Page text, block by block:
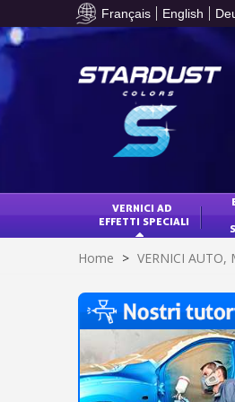
Français English
VERNICI AD
EFFETTI SPECIALI
Home > VERNICI AUTO,